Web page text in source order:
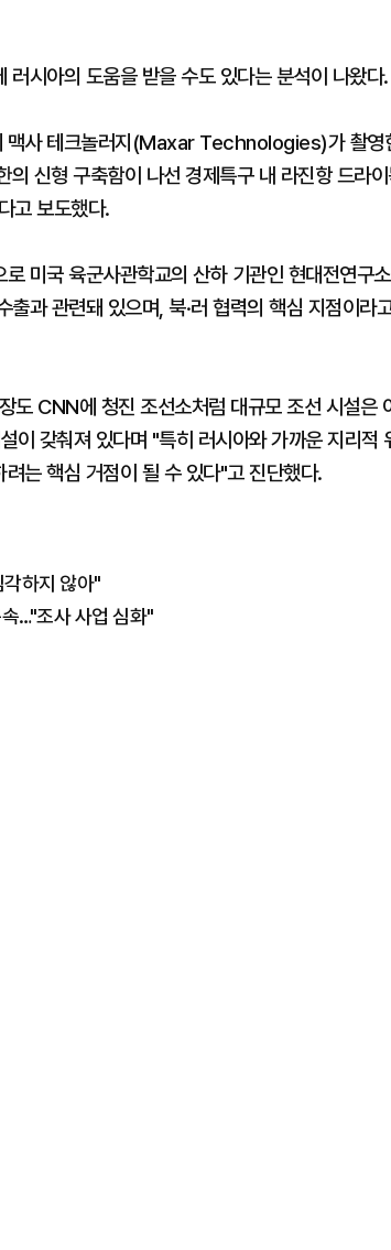
시아의 도움을 받을 수도 있다는 분석이 나왔다.
맥사 테크놀러지(Maxar Technologies)가 촬영
신형 구축함이 나선 경제특구 내 라진항 드라이
고 보도했다.
미국 육군사관학교의 산하 기관인 현대전연구
과 관련돼 있으며, 북·러 협력의 핵심 지점이라
도 CNN에 청진 조선소처럼 대규모 조선 시설은
이 갖춰져 있다며 "특히 러시아와 가까운 지리적
는 핵심 거점이 될 수 있다"고 진단했다.
하지 않아"
…"조사 사업 심화"